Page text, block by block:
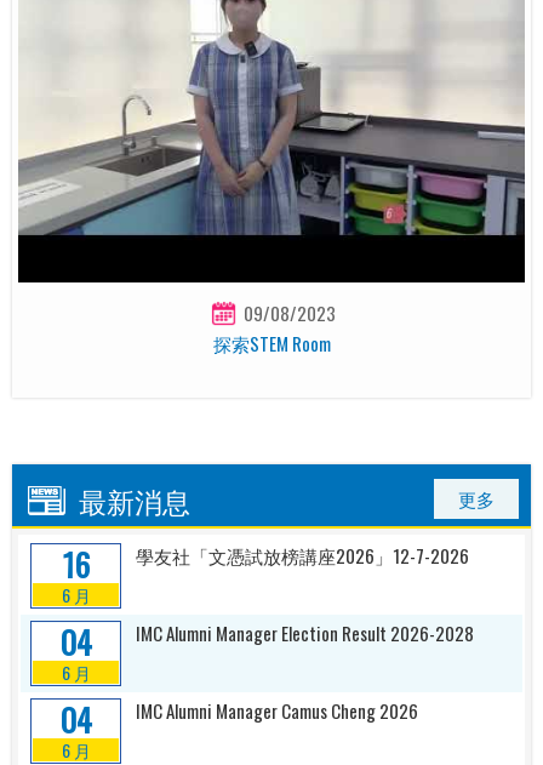
09/08/2023
探索STEM Room
更多
最新消息
16
6 月
學友社「文憑試放榜講座2026」12-7-2026
04
6 月
IMC Alumni Manager Election Result 2026-2028
04
6 月
IMC Alumni Manager Camus Cheng 2026